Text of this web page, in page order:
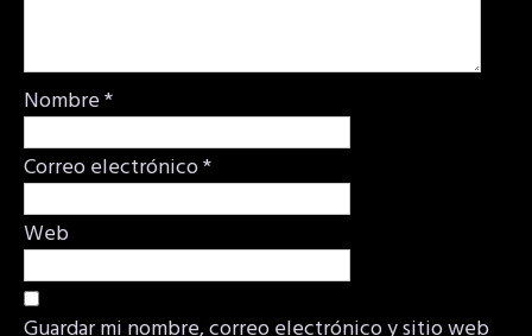
Nombre*
Correo electrónico*
Web
Guardar mi nombre, correo electrónico y sitio web